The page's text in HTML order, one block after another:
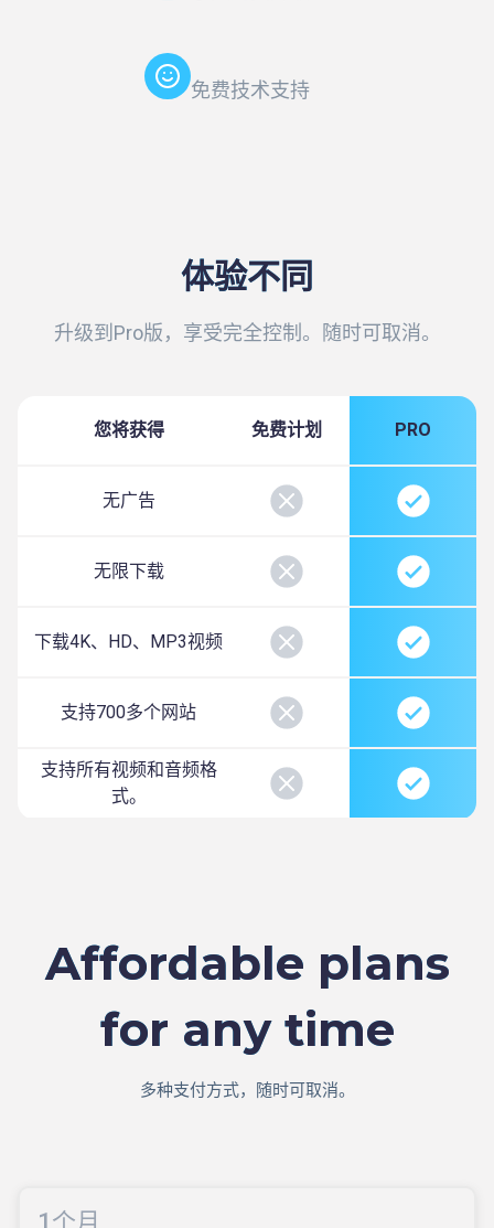
免费技术支持
体验不同
升级到Pro版，享受完全控制。随时可取消。
您将获得
无广告
无限下载
下载4K、HD、MP3视频
支持700多个网站
支持所有视频和音频格
式。
免费计划 PRO
Affordable plans
for any time
多种支付方式，随时可取消。
1个月